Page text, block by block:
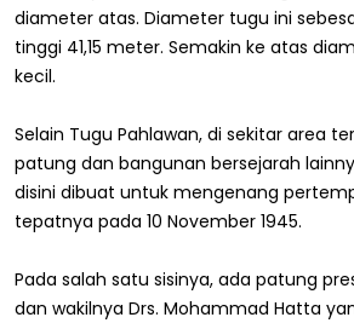
diameter atas. Diameter tugu ini
tinggi 41,15 meter. Semakin ke atas
kecil.
Selain Tugu Pahlawan, di sekitar area
patung dan bangunan bersejarah
disini dibuat untuk mengenang
tepatnya pada 10 November 1945.
Pada salah satu sisinya, ada patung
dan wakilnya Drs. Mohammad Hatta